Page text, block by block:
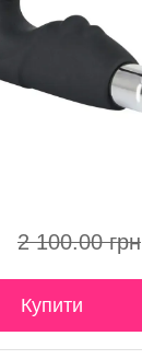
2 100.00 грн
Купити